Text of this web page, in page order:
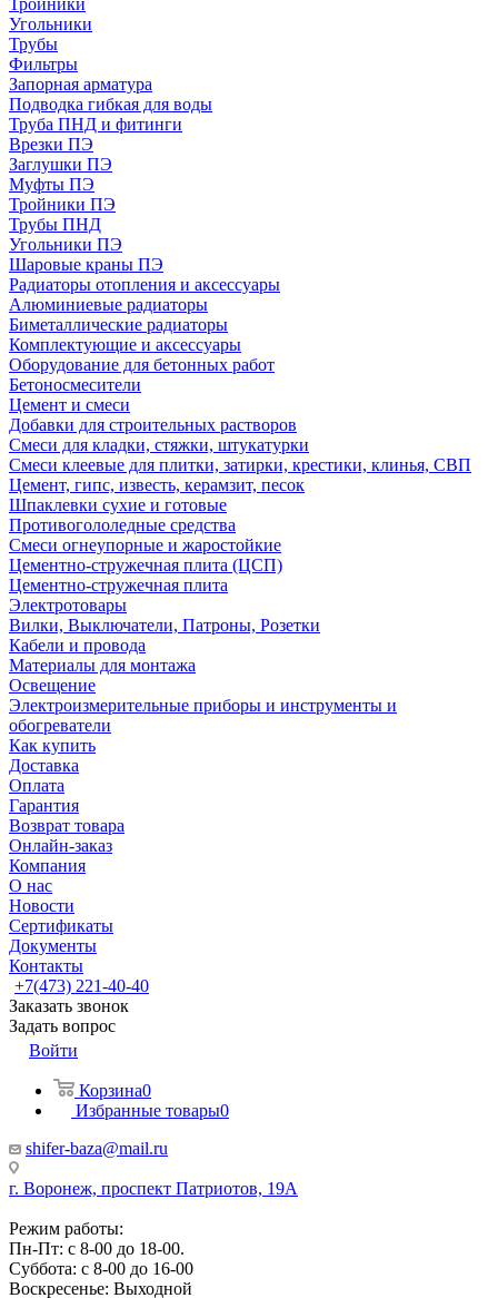
Тройники
Угольники
Трубы
Фильтры
Запорная арматура
Подводка гибкая для воды
Труба ПНД и фитинги
Врезки ПЭ
Заглушки ПЭ
Муфты ПЭ
Тройники ПЭ
Трубы ПНД
Угольники ПЭ
Шаровые краны ПЭ
Радиаторы отопления и аксессуары
Алюминиевые радиаторы
Биметаллические радиаторы
Комплектующие и аксессуары
Оборудование для бетонных работ
Бетоносмесители
Цемент и смеси
Добавки для строительных растворов
Смеси для кладки, стяжки, штукатурки
Смеси клеевые для плитки, затирки, крестики, клинья, СВП
Цемент, гипс, известь, керамзит, песок
Шпаклевки сухие и готовые
Противогололедные средства
Смеси огнеупорные и жаростойкие
Цементно-стружечная плита (ЦСП)
Цементно-стружечная плита
Электротовары
Вилки, Выключатели, Патроны, Розетки
Кабели и провода
Материалы для монтажа
Освещение
Электроизмерительные приборы и инструменты и
обогреватели
Как купить
Доставка
Оплата
Гарантия
Возврат товара
Онлайн-заказ
Компания
О нас
Новости
Сертификаты
Документы
Контакты
+7(473) 221-40-40
Заказать звонок
Задать вопрос
Войти
Корзина0
Избранные товары0
shifer-baza@mail.ru
г. Воронеж, проспект Патриотов, 19А
Режим работы:
Пн-Пт: с 8-00 до 18-00.
Суббота: с 8-00 до 16-00
Воскресенье: Выходной